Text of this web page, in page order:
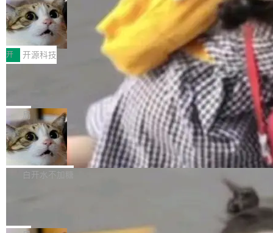
码，而 AI Agent 不需要容器，它们需要的是 Iso
late。」 容器为什么不合适 容器的问题在于启动
和销毁都太重了。一个 Agent 要执行的任务可能
只需要几毫秒的 CPU 时间，但容器从冷启动到
就绪要花数秒。如果未来有十...
状把 OpenAI 描述成一个系统性地从前东家挖
人、套取机密信息的对手。 OpenAI 没发律师
函，也没选择庭外沉默。它在官网贴了一篇博
文，标题只有六个字：Apple is getting this wro
ng。 然后，它把邮件往来和 iMessage 聊天记
录全贴了出来。 他发错人了 苹果外部律师 Gabr
iel Gross 来自 Weil 律所，2 月 23 日下午 5:53
给 OpenAI 总法律顾问 Che Chang 发了封邮
件，附了一封长信，要求 OpenAI 配合调查前苹
果员工带走机密信...
HUAWEI MatePad Edge上架WorkBu
ddy鸿蒙PC版，说话就能干活的AI办公
搭子
全能AI工作台WorkBuddy鸿蒙PC版上架HUAWE
I MatePad Edge应用市场，直接下载即可使
用，与鸿蒙电脑上的体验一致。值得一提的是，
这是目前市面上唯一支持平板接入WorkBuddy P
C版的产品，搭载“人机双写”重磅功能——你写
你的，AI写AI的，同屏协作互不干扰。一句话让
AI帮你干活，现在开启全新体验！ 温馨提示：
体验WorkBuddy鸿蒙PC版前，请将 HUAWEI M
atePad Edge 升级至 HarmonyOS 6.1.0.135S
P9 patch03及以上版本。 *升级路径：设置 > 搜
开 开源科技
FFmpeg 9.0 发布：代号“Lei”，以此纪
全球知名开源多媒体框架 FFmpeg 今天正式发
布了 9.0 版本。这个版本除了带来新一代音视频
处理能力和硬件加速支持之外，还有一个特殊之
处：FFmpeg 9.0 的代号是“Lei”。 这个名字，
来自中国开发者雷霄骅（Lei Xiaohua）。 对于
很多中国音视频开发者而言，这个名字并不陌
“启蒙老师”。 而今年，恰好是雷霄骅离世十周
局
亚马逊成本失控：AI 写代码烧掉 1215
万元，超预算 860%
外媒近日曝光了亚马逊的多份内部报告显示，AI
导致公司在多个项目上超支。《金融时报》报道
编写程序，目标是完成电商平台作者信息与商品
白开水不加糖